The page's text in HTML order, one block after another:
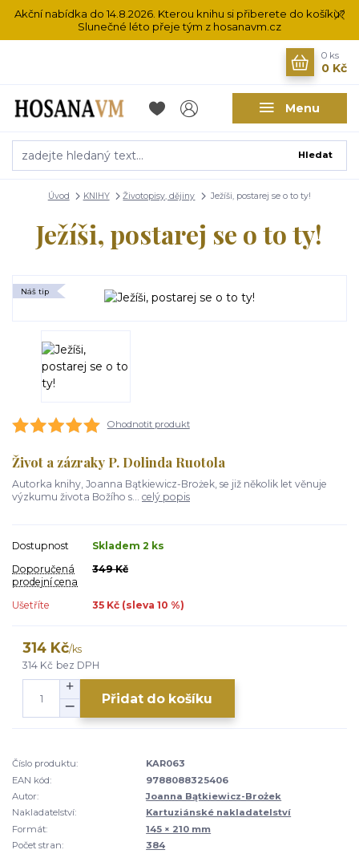
Akční nabídka do 14.8.2026. Kterou knihu si přiberete do košíku?
Slunečné léto přeje tým z hosanavm.cz
Menu
Hledat
0 ks
0 Kč
Úvod KNIHY Životopisy, dějiny Ježíši, postarej se o to ty!
Ježíši, postarej se o to ty!
Náš tip
Ohodnotit produkt
Život a zázraky P. Dolinda Ruotola
Autorka knihy, Joanna Bątkiewicz-Brożek, se již několik let věnuje
výzkumu života Božího s... celý popis
Dostupnost
Skladem 2 ks
Doporučená
prodejní cena
349 Kč
Ušetříte 35 Kč (sleva 10 %)
314 Kč/ks
314 Kč bez DPH
Přidat do košíku
Číslo produktu:
KAR063
EAN kód:
9788088325406
Autor:
Joanna Bątkiewicz-Brożek
Nakladatelství:
Kartuziánské nakladatelství
Formát:
145 × 210 mm
Počet stran:
384